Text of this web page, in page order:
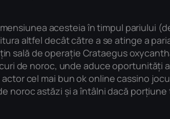
acesteia în timpul pariului
altfel decât către a se atinge a
sală de operație Crataegus
de noroc, unde aduce oportunități
cel mai bun ok online cassino
noroc astăzi și a întâlni dacă